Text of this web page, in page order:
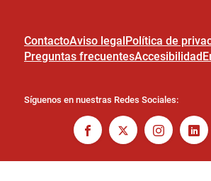
ContactoAviso legalPolítica de
Preguntas frecuentesAccesibilidad
Síguenos en nuestras Redes Sociales: